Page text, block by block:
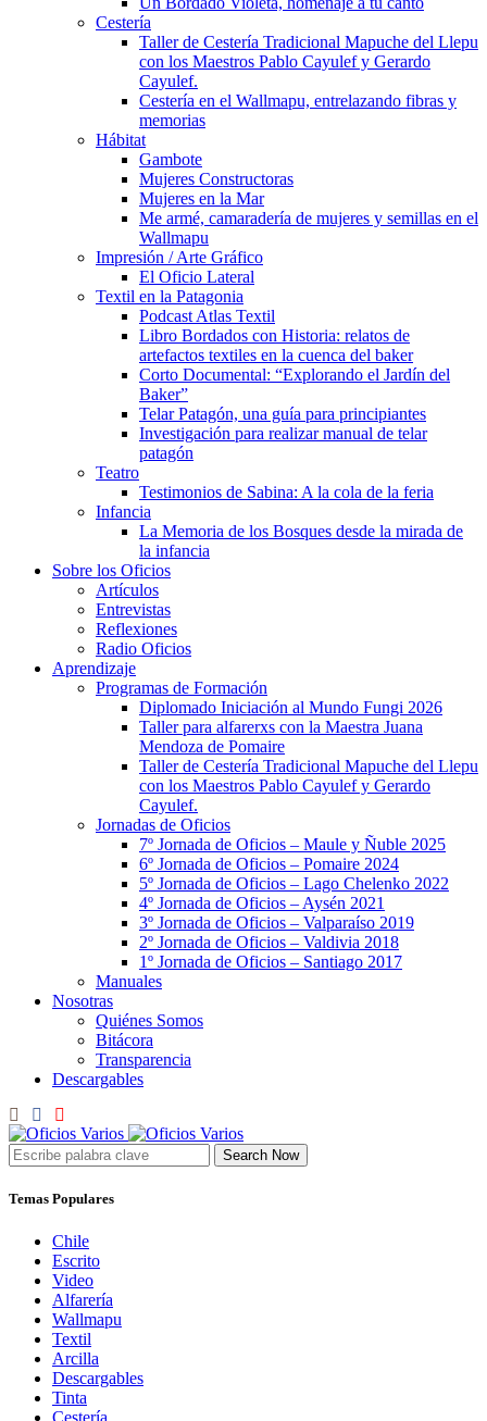
Cestería
Taller de Cestería Tradicional Mapuche del Llepu
con los Maestros Pablo Cayulef y Gerardo
Cayulef.
Cestería en el Wallmapu, entrelazando fibras y
memorias
Hábitat
Gambote
Mujeres Constructoras
Mujeres en la Mar
Me armé, camaradería de mujeres y semillas en el
Wallmapu
Impresión / Arte Gráfico
El Oficio Lateral
Textil en la Patagonia
Podcast Atlas Textil
Libro Bordados con Historia: relatos de
artefactos textiles en la cuenca del baker
Corto Documental: “Explorando el Jardín del
Baker”
Telar Patagón, una guía para principiantes
Investigación para realizar manual de telar
patagón
Teatro
Testimonios de Sabina: A la cola de la feria
Infancia
La Memoria de los Bosques desde la mirada de
la infancia
Sobre los Oficios
Artículos
Entrevistas
Reflexiones
Radio Oficios
Aprendizaje
Programas de Formación
Diplomado Iniciación al Mundo Fungi 2026
Taller para alfarerxs con la Maestra Juana
Mendoza de Pomaire
Taller de Cestería Tradicional Mapuche del Llepu
con los Maestros Pablo Cayulef y Gerardo
Cayulef.
Jornadas de Oficios
7º Jornada de Oficios – Maule y Ñuble 2025
6º Jornada de Oficios – Pomaire 2024
5º Jornada de Oficios – Lago Chelenko 2022
4º Jornada de Oficios – Aysén 2021
3º Jornada de Oficios – Valparaíso 2019
2º Jornada de Oficios – Valdivia 2018
1º Jornada de Oficios – Santiago 2017
Manuales
Nosotras
Quiénes Somos
Bitácora
Transparencia
Descargables
Search Now
Temas Populares
Chile
Escrito
Video
Alfarería
Wallmapu
Textil
Arcilla
Descargables
Tinta
Cestería